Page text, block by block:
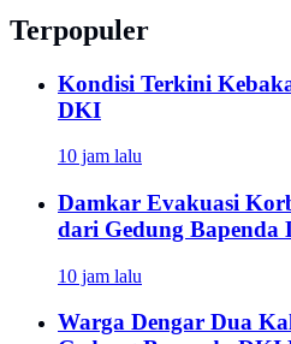
Terpopuler
Kondisi Terkini
DKI
10 jam lalu
Damkar Evakuasi
dari Gedung Bapenda
10 jam lalu
Warga Dengar Dua